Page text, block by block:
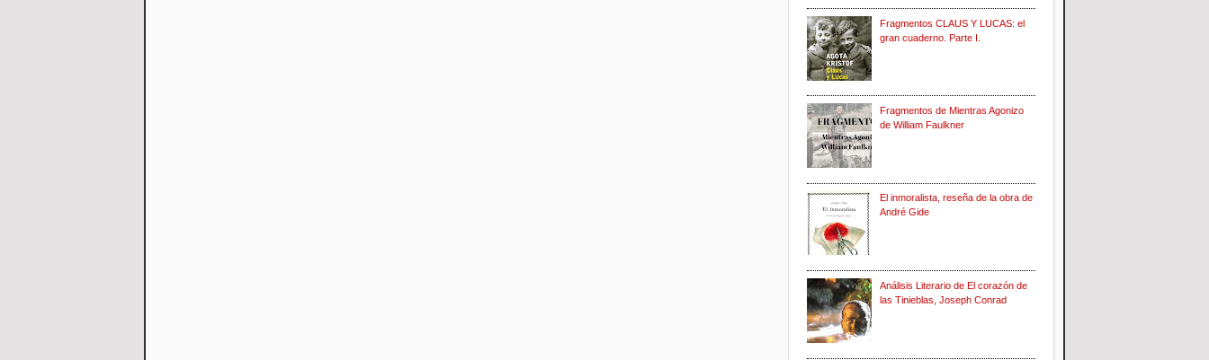
Fragmentos CLAUS Y LUCAS: el
gran cuaderno. Parte I.
Fragmentos de Mientras Agonizo
de William Faulkner
El inmoralista, reseña de la obra de
André Gide
Análisis Literario de El corazón de
las Tinieblas, Joseph Conrad